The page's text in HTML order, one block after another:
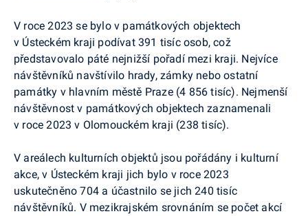
V roce 2023 se bylo v památkových objektech
v Ústeckém kraji podívat 391 tisíc osob, což
představovalo páté nejnižší pořadí mezi kraji. Nejvíce
návštěvníků navštívilo hrady, zámky nebo ostatní
památky v hlavním městě Praze (4 856 tisíc). Nejmenší
návštěvnost v památkových objektech zaznamenali
v roce 2023 v Olomouckém kraji (238 tisíc).
V areálech kulturních objektů jsou pořádány i kulturní
akce, v Ústeckém kraji jich bylo v roce 2023
uskutečněno 704 a účastnilo se jich 240 tisíc
návštěvníků. V mezikrajském srovnáním se počet akcí